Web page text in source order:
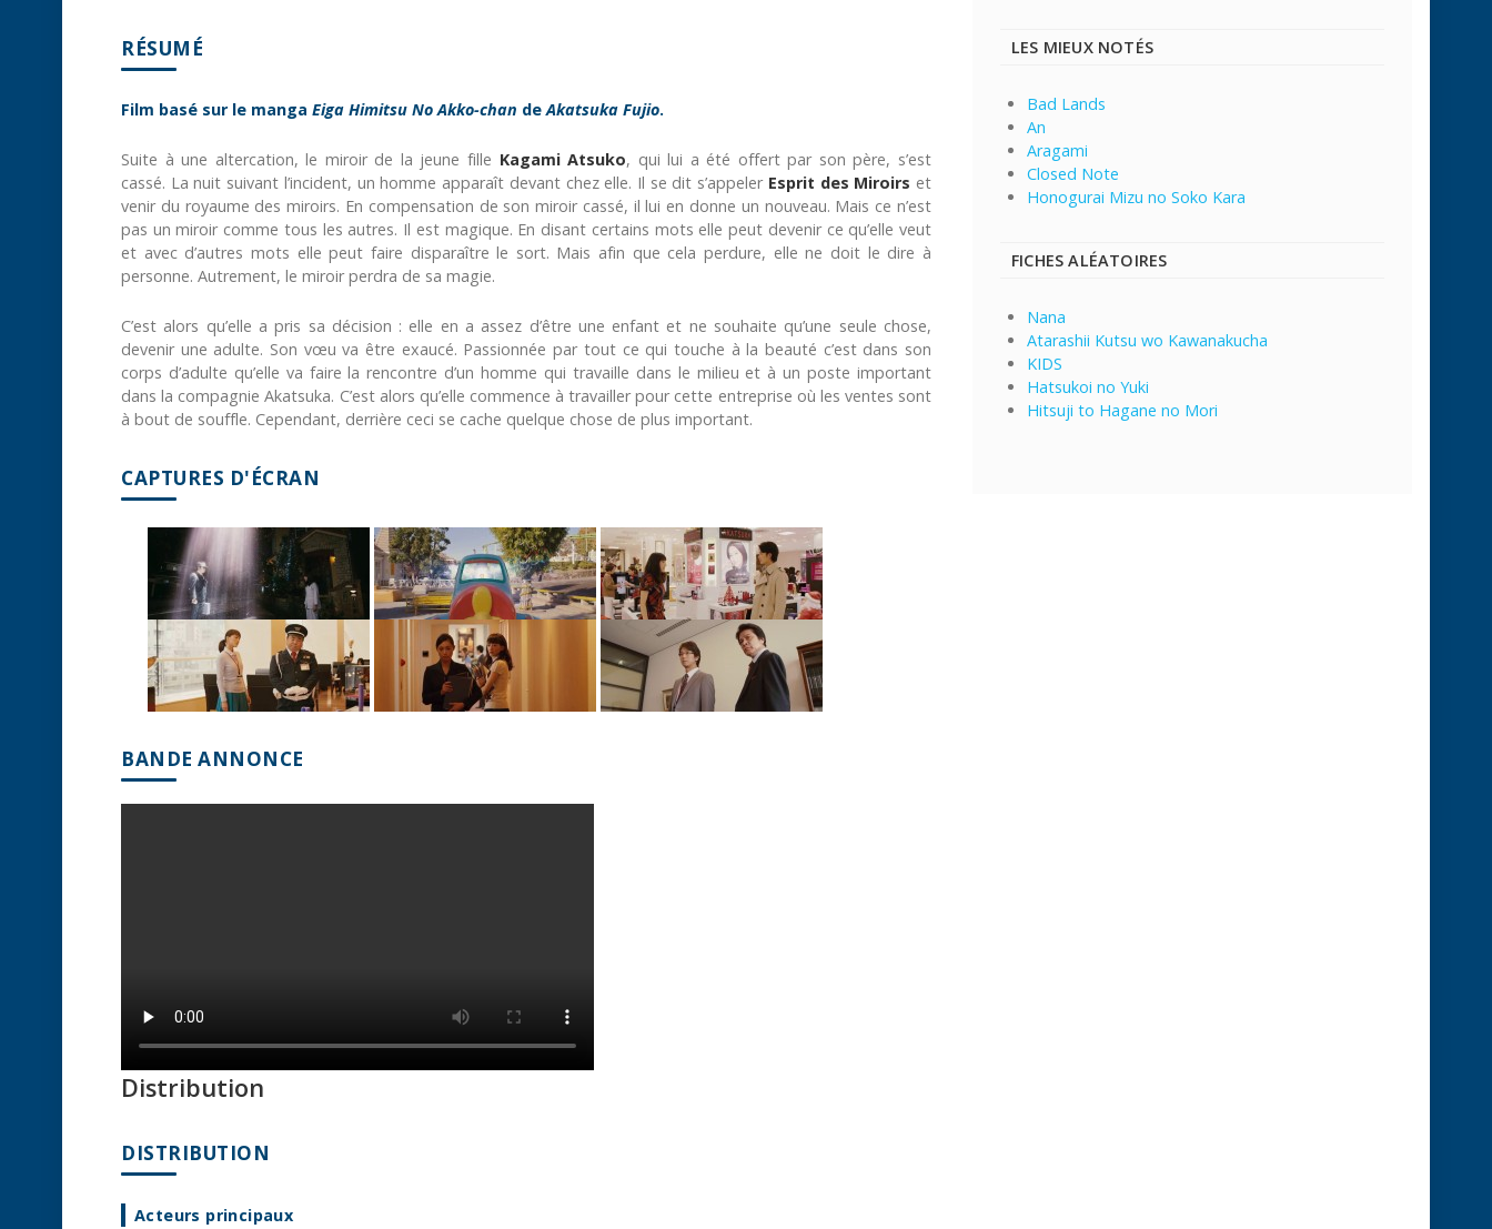
RÉSUMÉ
Film basé sur le manga Eiga Himitsu No Akko-chan deAkatsuka Fujio.
Suite à une altercation, le miroir de la jeune fille Kagami Atsuko, qui lui a été offert par son père, s’est
cassé. La nuit suivant l’incident, un homme apparaît devant chez elle. Il se dit s’appeler Esprit des Miroirs et
venir du royaume des miroirs. En compensation de son miroir cassé, il lui en donne un nouveau. Mais ce n’est
pas un miroir comme tous les autres. Il est magique. En disant certains mots elle peut devenir ce qu’elle veut
et avec d’autres mots elle peut faire disparaître le sort. Mais afin que cela perdure, elle ne doit le dire à
personne. Autrement, le miroir perdra de sa magie.
C’est alors qu’elle a pris sa décision : elle en a assez d’être une enfant et ne souhaite qu’une seule chose,
devenir une adulte. Son vœu va être exaucé. Passionnée par tout ce qui touche à la beauté c’est dans son
corps d’adulte qu’elle va faire la rencontre d’un homme qui travaille dans le milieu et à un poste important
dans la compagnie Akatsuka. C’est alors qu’elle commence à travailler pour cette entreprise où les ventes sont
à bout de souffle. Cependant, derrière ceci se cache quelque chose de plus important.
CAPTURES D'ÉCRAN
BANDE ANNONCE
Distribution
DISTRIBUTION
Acteurs principaux
LES MIEUX NOTÉS
Bad Lands
An
Aragami
Closed Note
Honogurai Mizu no Soko Kara
FICHES ALÉATOIRES
Nana
Atarashii Kutsu wo Kawanakucha
KIDS
Hatsukoi no Yuki
Hitsuji to Hagane no Mori